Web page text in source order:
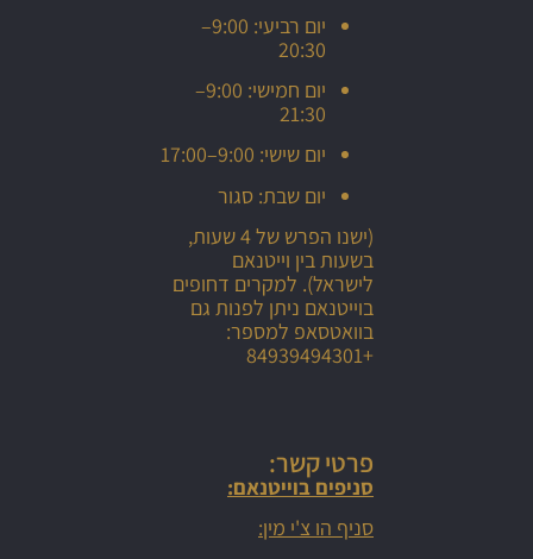
יום רביעי: 9:00–
20:30
יום חמישי: 9:00–
21:30
יום שישי: 9:00–17:00
יום שבת: סגור
(ישנו הפרש של 4 שעות,
בשעות בין וייטנאם
לישראל). למקרים דחופים
בוייטנאם ניתן לפנות גם
בוואטסאפ למספר:
+84939494301
פרטי קשר:
סניפים בוייטנאם:
סניף הו צ'י מין: